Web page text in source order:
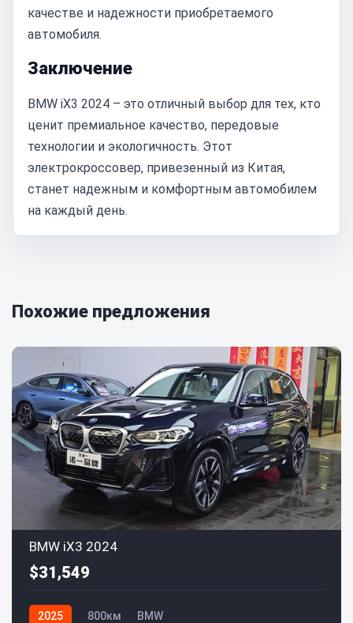
качестве и надежности приобретаемого
автомобиля.
Заключение
BMW iX3 2024 – это отличный выбор для тех, кто
ценит премиальное качество, передовые
технологии и экологичность. Этот
электрокроссовер, привезенный из Китая,
станет надежным и комфортным автомобилем
на каждый день.
Похожие предложения
BMW iX3 2024
$31,549
2025 800км BMW